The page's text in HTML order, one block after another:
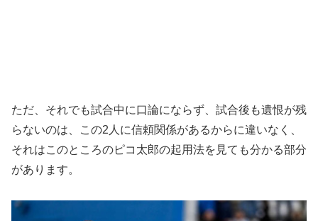
ただ、それでも試合中に口論にならず、試合後も遺恨が残
らないのは、この2人に信頼関係があるからに違いなく、
それはこのところのピコ太郎の起用法を見ても分かる部分
があります。